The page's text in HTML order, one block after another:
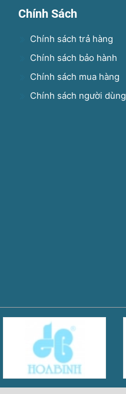
Chính Sách
Chính sách trả hàng
Chính sách bảo hành
Chính sách mua hàng
Chính sách người dùng